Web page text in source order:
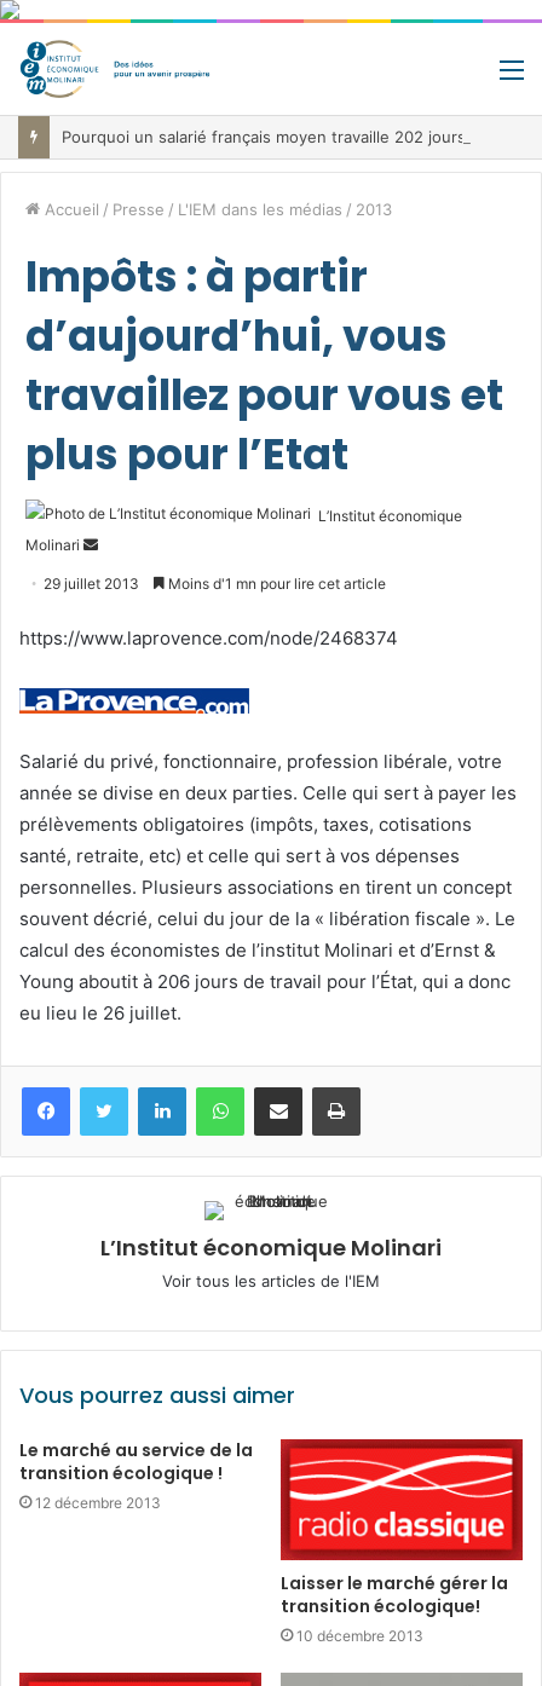
Accueil / Presse / L'IEM dans les médias / 2013
Impôts : à partir
d’aujourd’hui, vous
travaillez pour vous et
plus pour l’Etat
L’Institut économique
Molinari
Envoyer
29 juillet 2013 Moins d'1 mn pour lire cet article
https://www.laprovence.com/node/2468374
Salarié du privé, fonctionnaire, profession libérale, votre
année se divise en deux parties. Celle qui sert à payer les
prélèvements obligatoires (impôts, taxes, cotisations
santé, retraite, etc) et celle qui sert à vos dépenses
personnelles. Plusieurs associations en tirent un concept
souvent décrié, celui du jour de la « libération fiscale ». Le
calcul des économistes de l’institut Molinari et d’Ernst &
Young aboutit à 206 jours de travail pour l’État, qui a donc
eu lieu le 26 juillet.
FacebookTwitter LinkedinWhatsApp
Partagez par mail Imprimez
L’Institut économique Molinari
Voir tous les articles de l'IEM
Vous pourrez aussi aimer
Le marché au service de la
transition écologique !
12 décembre 2013
Laisser le marché gérer la
transition écologique!
10 décembre 2013